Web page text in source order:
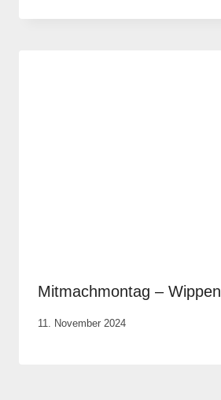
Tengler
Mitmachmontag – Wippen
Von
11. November 2024